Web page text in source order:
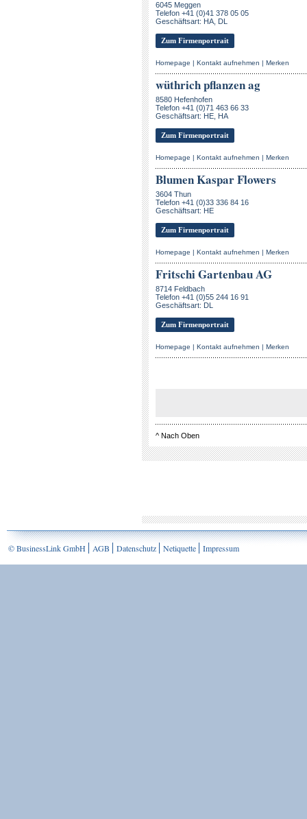
6045 Meggen
Telefon +41 (0)41 378 05 05
Geschäftsart: HA, DL
Zum Firmenportrait
Homepage | Kontakt aufnehmen | Merken
wüthrich pflanzen ag
8580 Hefenhofen
Telefon +41 (0)71 463 66 33
Geschäftsart: HE, HA
Zum Firmenportrait
Homepage | Kontakt aufnehmen | Merken
Blumen Kaspar Flowers
3604 Thun
Telefon +41 (0)33 336 84 16
Geschäftsart: HE
Zum Firmenportrait
Homepage | Kontakt aufnehmen | Merken
Fritschi Gartenbau AG
8714 Feldbach
Telefon +41 (0)55 244 16 91
Geschäftsart: DL
Zum Firmenportrait
Homepage | Kontakt aufnehmen | Merken
^ Nach Oben
© BusinessLink GmbH AGB Datenschutz Netiquette Impressum